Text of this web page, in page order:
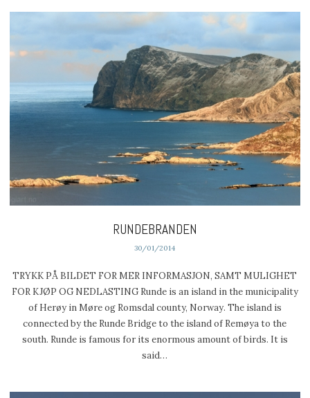
RUNDEBRANDEN
30/01/2014
TRYKK PÅ BILDET FOR MER INFORMASJON, SAMT MULIGHET
FOR KJØP OG NEDLASTING Runde is an island in the municipality
of Herøy in Møre og Romsdal county, Norway. The island is
connected by the Runde Bridge to the island of Remøya to the
south. Runde is famous for its enormous amount of birds. It is
said…